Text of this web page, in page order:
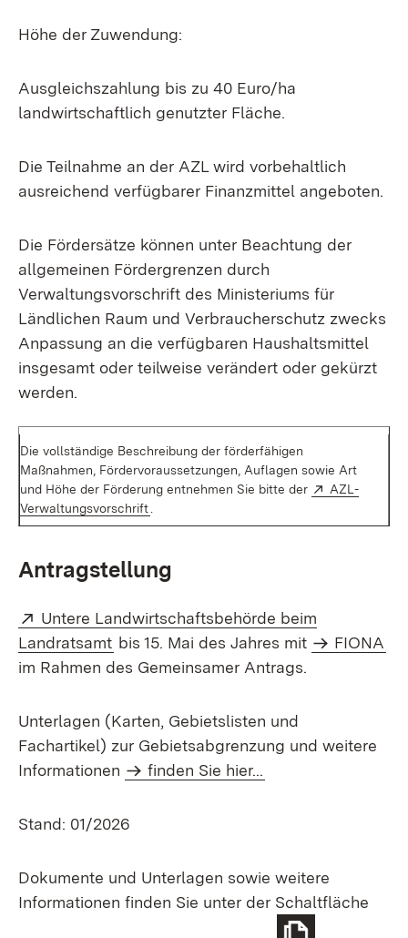
Höhe der Zuwendung:
Ausgleichszahlung bis zu 40 Euro/ha
landwirtschaftlich genutzter Fläche.
Die Teilnahme an der AZL wird vorbehaltlich
ausreichend verfügbarer Finanzmittel angeboten.
Die Fördersätze können unter Beachtung der
allgemeinen Fördergrenzen durch
Verwaltungsvorschrift des Ministeriums für
Ländlichen Raum und Verbraucherschutz zwecks
Anpassung an die verfügbaren Haushaltsmittel
insgesamt oder teilweise verändert oder gekürzt
werden.
Die vollständige Beschreibung der förderfähigen
Maßnahmen, Fördervoraussetzungen , Auflagen sowie Art
und Höhe der Förderung entnehmen Sie bitte der
Extern:
AZL-
Verwaltungsvorschrift
Antragstellung
Extern:
Untere Landwirtschaftsbehörde beim
Landratsamt (Öffnet in neuem Fenster)
bis 15. Mai des Jahres mit
FIONA
im Rahmen des Gemeinsamer Antrags.
Unterlagen (Karten, Gebietslisten und
Fachartikel) zur Gebietsabgrenzung und weitere
Informationen
finden Sie hier...
Stand: 01/2026
Dokumente und Unterlagen sowie weitere
Informationen finden Sie unter der Schaltfläche